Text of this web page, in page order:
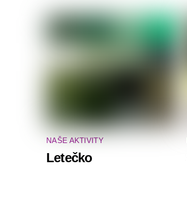
NAŠE AKTIVITY
Letečko